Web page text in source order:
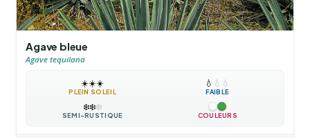
Agave bleue
Agave tequilana
☀️☀️☀️
PLEIN SOLEIL
💧 💧 💧
FAIBLE
❄️❄️❄️
SEMI-RUSTIQUE COULEURS